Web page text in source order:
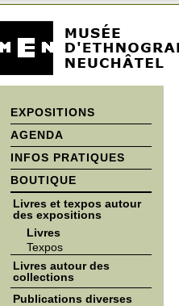
EXPOSITIONS
AGENDA
INFOS PRATIQUES
BOUTIQUE
Livres et texpos autour
des expositions
Livres
Texpos
Livres autour des
collections
Publications diverses